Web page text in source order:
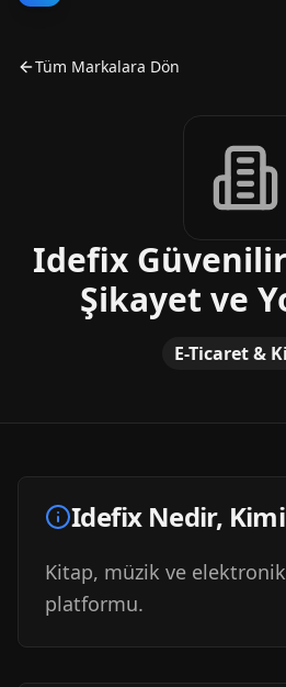
Tüm Markalara Dön
Idefix
Şikayet ve
E-Ticaret &
IdefixNedir,
Kitap, müzik ve
platformu.